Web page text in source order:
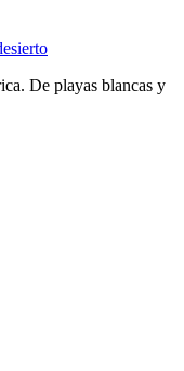
De playas blancas y